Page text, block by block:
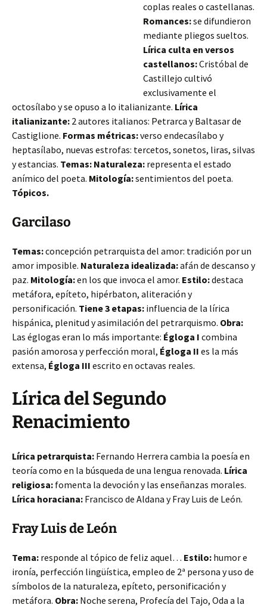
coplas reales o castellanas.
Romances:se difundieron
mediante pliegos sueltos.
Lírica culta en versos
castellanos:Cristóbal de
Castillejo cultivó
exclusivamente el
octosílabo y se opuso a lo italianizante. Lírica
italianizante: 2 autores italianos: Petrarca y Baltasar de
Castiglione. Formas métricas:verso endecasílabo y
heptasílabo, nuevas estrofas: tercetos, sonetos, liras, silvas
y estancias. Temas: Naturaleza: representa el estado
anímico del poeta. Mitología:sentimientos del poeta.
Tópicos.
Garcilaso
Temas:concepción petrarquista del amor: tradición por un
amor imposible. Naturaleza idealizada:afán de descanso y
paz. Mitología:en los que invoca el amor. Estilo:destaca
metáfora, epíteto, hipérbaton, aliteración y
personificación. Tiene 3 etapas: influencia de la lírica
hispánica, plenitud y asimilación del petrarquismo. Obra:
Las églogas eran lo más importante: Égloga I combina
pasión amorosa y perfección moral, Égloga II es la más
extensa, Égloga III escrito en octavas reales.
Lírica del Segundo
Renacimiento
Lírica petrarquista: Fernando Herrera cambia la poesía en
teoría como en la búsqueda de una lengua renovada. Lírica
religiosa: fomenta la devoción y las enseñanzas morales.
Lírica horaciana: Francisco de Aldana y Fray Luis de León.
Fray Luis de León
Tema: responde al tópico de feliz aquel… Estilo: humor e
ironía, perfección lingüística, empleo de 2ª persona y uso de
símbolos de la naturaleza, epíteto, personificación y
metáfora. Obra: Noche serena, Profecía del Tajo, Oda a la